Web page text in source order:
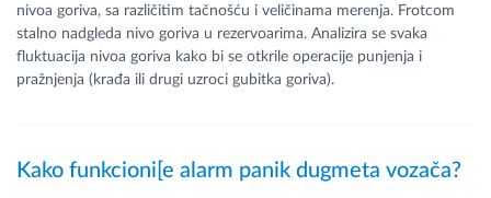
nivoa goriva, sa različitim tačnošću i veličinama merenja. Frotcom
stalno nadgleda nivo goriva u rezervoarima. Analizira se svaka
fluktuacija nivoa goriva kako bi se otkrile operacije punjenja i
pražnjenja (krađa ili drugi uzroci gubitka goriva).
Kako funkcioni[e alarm panik dugmeta vozača?